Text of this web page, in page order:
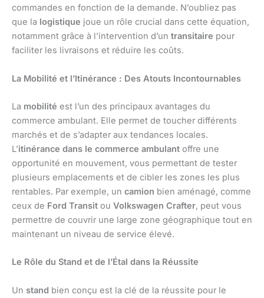
commandes en fonction de la demande. N’oubliez pas
que la logistique joue un rôle crucial dans cette équation,
notamment grâce à l’intervention d’un transitaire pour
faciliter les livraisons et réduire les coûts.
La Mobilité et l’Itinérance : Des Atouts Incontournables
La mobilité est l’un des principaux avantages du
commerce ambulant. Elle permet de toucher différents
marchés et de s’adapter aux tendances locales.
L’itinérance dans le commerce ambulant offre une
opportunité en mouvement, vous permettant de tester
plusieurs emplacements et de cibler les zones les plus
rentables. Par exemple, un camion bien aménagé, comme
ceux de Ford Transit ou Volkswagen Crafter, peut vous
permettre de couvrir une large zone géographique tout en
maintenant un niveau de service élevé.
Le Rôle du Stand et de l’Étal dans la Réussite
Un stand bien conçu est la clé de la réussite pour le